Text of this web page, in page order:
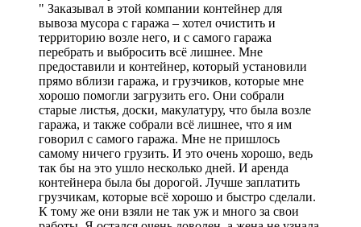
Заказывал в этой компании контейнер для
вывоза мусора с гаража – хотел очистить и
территорию возле него, и с самого гаража
перебрать и выбросить всё лишнее. Мне
предоставили и контейнер, который установили
прямо вблизи гаража, и грузчиков, которые мне
хорошо помогли загрузить его. Они собрали
старые листья, доски, макулатуру, что была возле
гаража, и также собрали всё лишнее, что я им
говорил с самого гаража. Мне не пришлось
самому ничего грузить. И это очень хорошо, ведь
так бы на это ушло несколько дней. И аренда
контейнера была бы дорогой. Лучше заплатить
грузчикам, которые всё хорошо и быстро сделали.
К тому же они взяли не так уж и много за свои